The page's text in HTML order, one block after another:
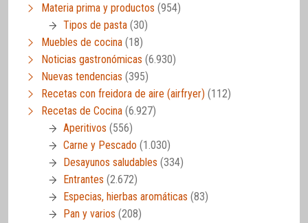
Materia prima y productos (954)
Tipos de pasta (30)
Muebles de cocina (18)
Noticias gastronómicas (6.930)
Nuevas tendencias (395)
Recetas con freidora de aire (airfryer) (112)
Recetas de Cocina (6.927)
Aperitivos (556)
Carne y Pescado (1.030)
Desayunos saludables (334)
Entrantes (2.672)
Especias, hierbas aromáticas (83)
Pan y varios (208)